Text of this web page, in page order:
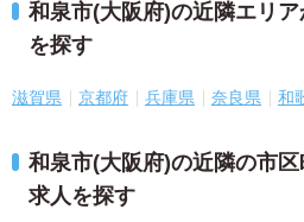
和泉市(大阪府)の近隣エリ
を探す
滋賀県 京都府 兵庫県 奈良県 和
和泉市(大阪府)の近隣の市
求人を探す